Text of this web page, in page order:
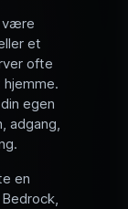
være
et
ofte
egen
adgang,
en